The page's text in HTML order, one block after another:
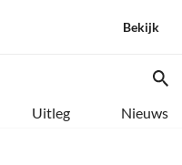
Bekijk
Uitleg Nieuws